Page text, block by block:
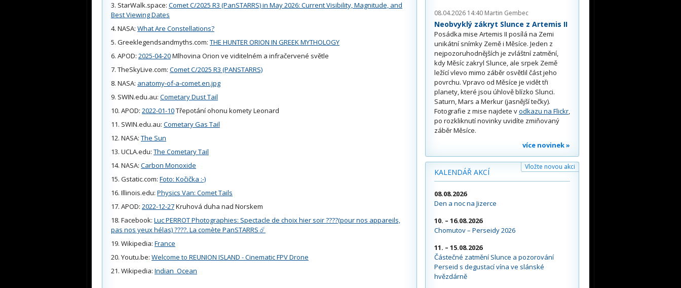
StarWalk.space: Comet C/2025 R3 (PanSTARRS) in May 2026: Current Visibility, Magnitude, and
Best Viewing Dates
NASA: What Are Constellations?
Greeklegendsandmyths.com: THE HUNTER ORION IN GREEK MYTHOLOGY
APOD: 2025-04-20Mlhovina Orion ve viditelném a infračervené světle
TheSkyLive.com: Comet C/2025 R3 (PANSTARRS)
NASA: anatomy-of-a-comet.en.jpg
SWIN.edu.au: Cometary Dust Tail
APOD: 2022-01-10Třepotání ohonu komety Leonard
SWIN.edu.au: Cometary Gas Tail
NASA: The Sun
UCLA.edu: The Cometary Tail
NASA: Carbon Monoxide
Gstatic.com: Foto: Kočička :-)
Illinois.edu: Physics Van: Comet Tails
APOD: 2022-12-27Kruhová duha nad Norskem
Facebook: Luc PERROT Photographies: Spectacle de choix hier soir ????(pour nos appareils,
pas nos yeux hélas) ????. La comète PanSTARRS ☄️
Wikipedia: France
Youtu.be: Welcome to REUNION ISLAND - Cinematic FPV Drone
Wikipedia: Indian_Ocean
08.04.2026 14:40 Martin Gembec
Neobvyklý zákryt Slunce z Artemis II
Posádka mise Artemis II posílá na Zemi
unikátní snímky Země i Měsíce. Jeden z
nejpozoruhodnějších je zvláštní zatmění,
kdy Měsíc zakryl Slunce, ale srpek Země
ležící vlevo mimo záběr osvětlil část jeho
povrchu. Vpravo od Měsíce je vidět tři
planety, které jsou úhlově blízko Slunci.
Saturn, Mars a Merkur (jasnější tečky).
Fotografie z mise najdete vodkazu na Flickr,
po rozkliknutí novinky uvidíte zmiňovaný
záběr Měsíce.
více novinek »
KALENDÁŘ AKCÍ
Vložte novou akci
08.08.2026
Den a noc na Jizerce
10. – 16.08.2026
Chomutov – Perseidy 2026
11. – 15.08.2026
Částečné zatmění Slunce a pozorování
Perseid s degustací vína ve slánské
hvězdárně